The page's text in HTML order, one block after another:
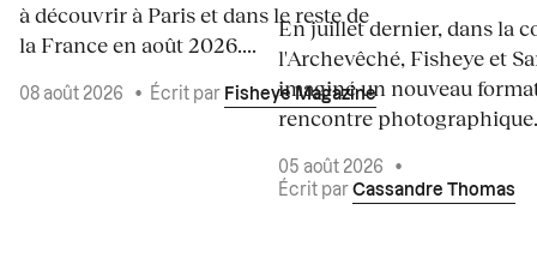
à découvrir à Paris et dans le reste de
la France en août 2026....
08 août 2026 • Écrit par Fisheye Magazine
En juillet dernier, dans la
l'Archevêché, Fisheye et
imaginé un nouveau
rencontre
05 août 2026
•
Écrit par Cassandre Thomas